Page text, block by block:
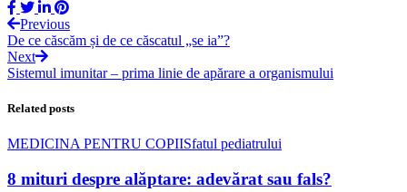
Previous
De ce căscăm și de ce căscatul „se ia”?
Next
Sistemul imunitar – prima linie de apărare a organismului
Related posts
MEDICINA PENTRU COPIISfatul pediatrului
8 mituri despre alăptare: adevărat sau fals?